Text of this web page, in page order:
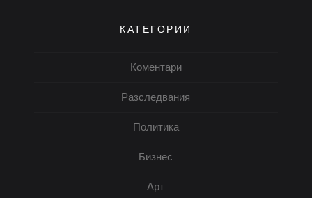
КАТЕГОРИИ
Коментари
Разследвания
Политика
Бизнес
Арт